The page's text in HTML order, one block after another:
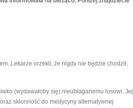
Lekarze orzekli, że nigdy nie będzie chodził,
(wydawałoby się) nieubłaganemu losowi. Jej
skłonność do medycyny alternatywnej